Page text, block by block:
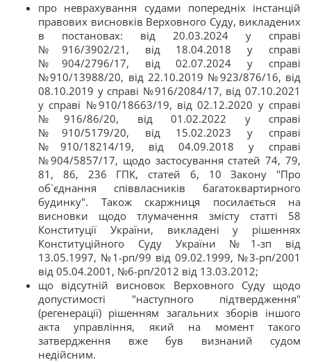
про неврахування судами попередніх інстанцій
правових висновків Верховного Суду, викладених
в постановах: від 20.03.2024 у справі
№916/3902/21, від 18.04.2018 у справі
№904/2796/17, від 02.07.2024 у справі
№910/13988/20, від 22.10.2019 №923/876/16, від
08.10.2019 у справі №916/2084/17, від 07.10.2021
у справі №910/18663/19, від 02.12.2020 у справі
№916/86/20, від 01.02.2022 у справі
№910/5179/20, від 15.02.2023 у справі
№910/18214/19, від 04.09.2018 у справі
№904/5857/17, щодо застосування статей 74, 79,
81, 86, 236 ГПК, статей 6, 10 Закону "Про
об`єднання співвласників багатоквартирного
будинку". Також скаржниця посилається на
висновки щодо тлумачення змісту статті 58
Конституції України, викладені у рішеннях
Конституційного Суду України №1-зп від
13.05.1997, №1-рп/99 від 09.02.1999, №3-рп/2001
від 05.04.2001, №6-рп/2012 від 13.03.2012;
що відсутній висновок Верховного Суду щодо
допустимості "наступного підтвердження"
(регенерації) рішенням загальних зборів іншого
акта управління, який на момент такого
затвердження вже був визнаний судом
недійсним.